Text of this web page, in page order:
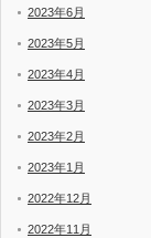
2023年6月
2023年5月
2023年4月
2023年3月
2023年2月
2023年1月
2022年12月
2022年11月